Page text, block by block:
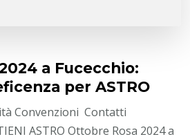
a Fucecchio:
per ASTRO
Convenzioni Contatti
ASTRO Ottobre Rosa 2024 a